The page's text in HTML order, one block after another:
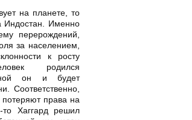
на планете, то
Индостан. Именно
перерождений,
за населением,
к росту
родился
он и будет
Соответственно,
потеряют права на
Хаггард решил